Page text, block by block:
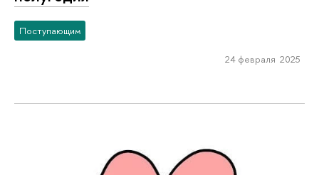
Поступающим
24 февраля 2025